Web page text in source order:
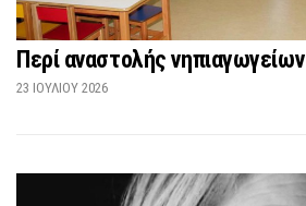
Περί αναστολής
23 ΙΟΥΛΊΟΥ 2026